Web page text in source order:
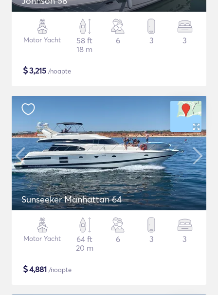
Motor Yacht
58 ft
18 m
6 3 3
$3,215 /noapte
Sunseeker Manhattan 64
Motor Yacht
64 ft
20 m
6 3 3
$4,881 /noapte